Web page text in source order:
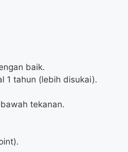
baik.
1 tahun (lebih disukai).
tekanan.